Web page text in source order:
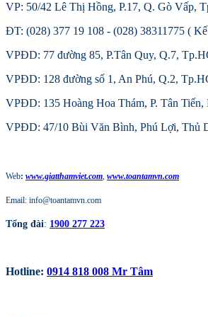
VP: 50/42 Lê Thị Hồng, P.17, Q. Gò Vấp,
ĐT: (028) 377 19 108 - (028) 38311775 (
VPĐD: 77 đường 85, P.Tân Quy, Q.7,
VPĐD: 128 đường số 1, An Phú, Q.2,
VPĐD: 135 Hoàng Hoa Thám, P. Tân Tiến,
VPĐD: 47/10 Bùi Văn Bình, Phú Lợi, Thủ
Web: www.giatthamviet.com, www.toantamvn.com
Email: info@toantamvn.com
Tổng đài: 1900 277 223
Hotline: 0914 818 008 Mr Tâm